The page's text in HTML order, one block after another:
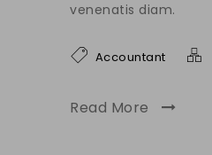
venenatis diam.
Accountant
Read More